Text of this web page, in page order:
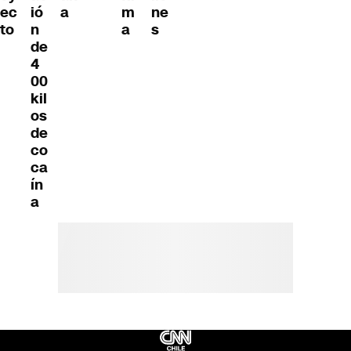
ec
to
ió
n
de
4
00
kil
os
de
co
ca
ín
a
a
m
a
ne
s